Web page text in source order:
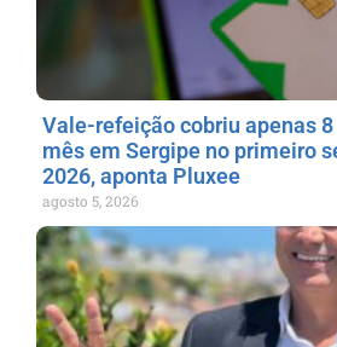
Vale-refeição cobriu apenas
mês em Sergipe no primeiro
2026, aponta Pluxee
agosto 5, 2026